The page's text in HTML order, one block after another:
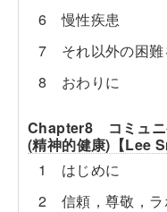
6 慢性疾患
7 それ以外の困難
8 おわりに
Chapter8 コミュニ
(精神的健康)【Lee
1 はじめに
2 信頼，尊敬，ラ